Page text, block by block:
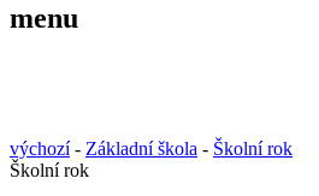
menu
výchozí- Základní škola - Školní rok
Školní rok